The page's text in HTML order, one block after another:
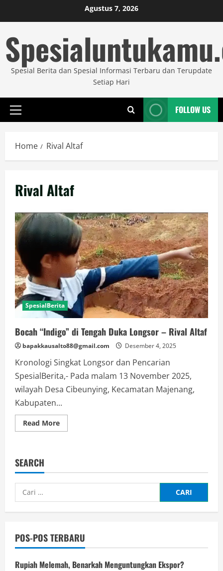
to
Agustus 7, 2026
Spesial Berita dan Spesial Informasi Terbaru dan Terupdate
Setiap Hari
Primary
FOLLOW US
Home Rival Altaf
Rival Altaf
SpesialBerita
Bocah “Indigo” di Tengah Duka Longsor – Rival Altaf
bapakkausalto88@gmail.com Desember 4, 2025
Kronologi Singkat Longsor dan Pencarian
SpesialBerita,- Pada malam 13 November 2025,
wilayah Desa Cibeunying, Kecamatan Majenang,
Kabupaten...
Read MoreRead
more
Duka
–
SEARCH
Cari
untuk:
POS-POS TERBARU
Rupiah Melemah, Benarkah Menguntungkan Ekspor?